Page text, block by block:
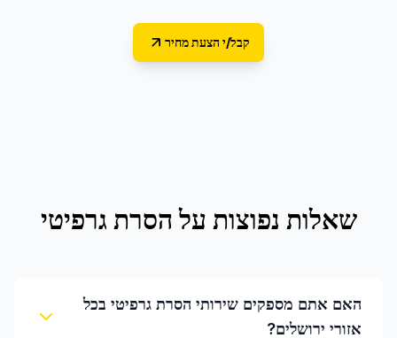
קבל/י הצעת מחיר
שאלות נפוצות עלהסרת גרפיטי
האם אתם מספקים שירותי הסרת גרפיטי בכל
אזורי ירושלים?